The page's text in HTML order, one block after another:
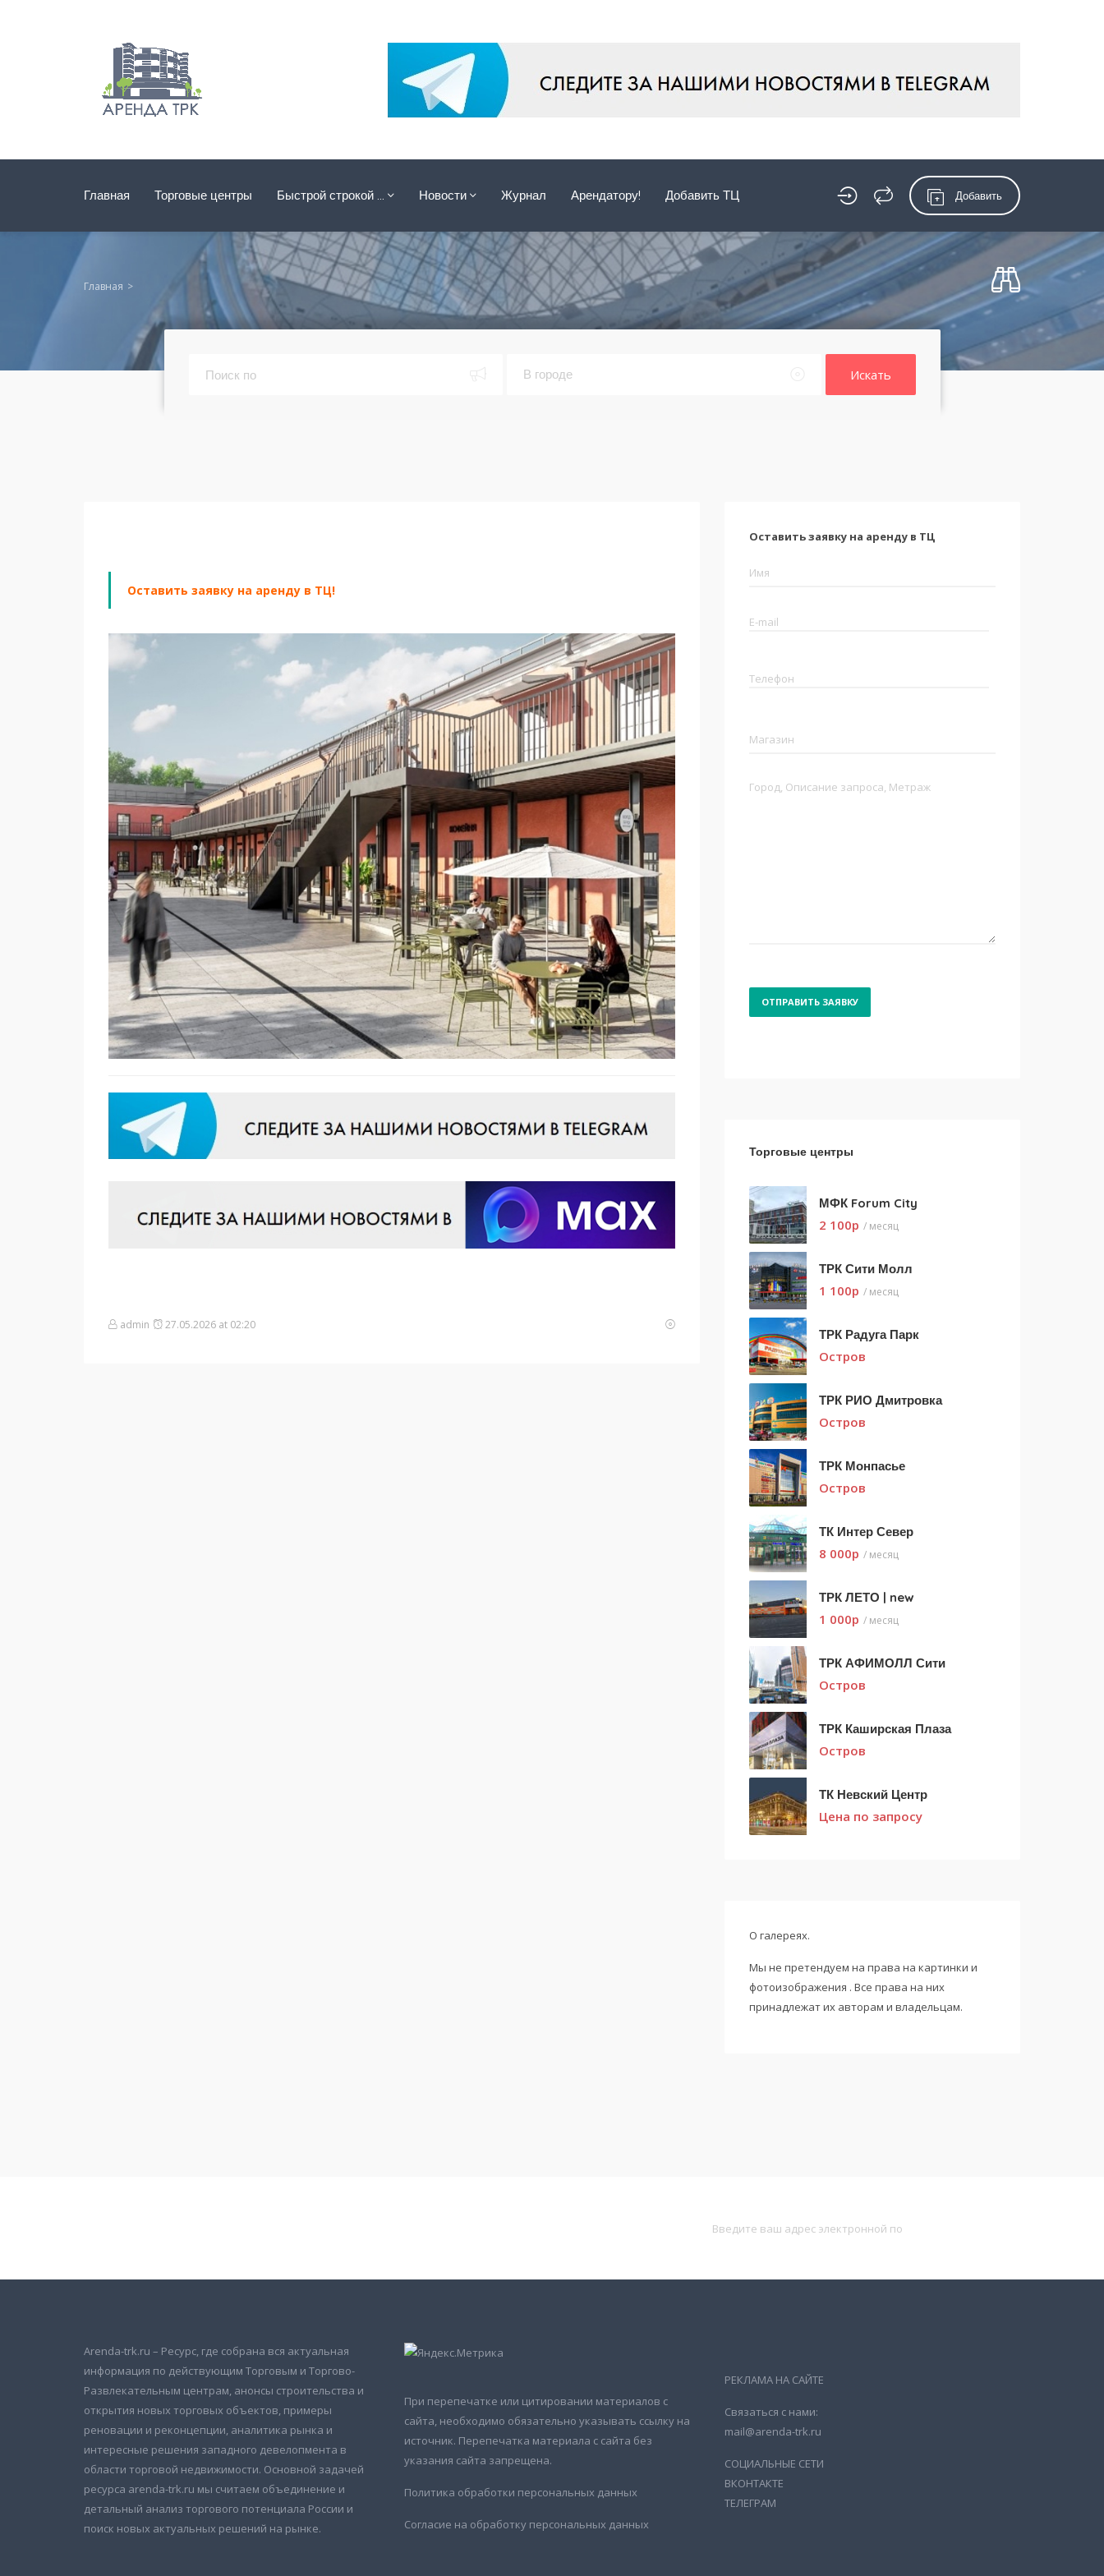
Главная Торговые центры Быстрой строкой … Новости Журнал Арендатору! Добавить ТЦ Добавить
Главная
Искать
Оставить заявку на аренду в ТЦ!
admin 27.05.2026 at 02:20
Оставить заявку на аренду в ТЦ
Торговые центры
МФК Forum City
2 100p / месяц
ТРК Сити Молл
1 100p / месяц
ТРК Радуга Парк
Остров
ТРК РИО Дмитровка
Остров
ТРК Монпасье
Остров
ТК Интер Север
8 000p / месяц
ТРК ЛЕТО | new
1 000p / месяц
ТРК АФИМОЛЛ Сити
Остров
ТРК Каширская Плаза
Остров
ТК Невский Центр
Цена по запросу
О галереях.
Мы не претендуем на права на картинки и
фотоизображения . Все права на них
принадлежат их авторам и владельцам.
Arenda-trk.ru – Ресурс, где собрана вся актуальная
информация по действующим Торговым и Торгово-
Развлекательным центрам, анонсы строительства и
открытия новых торговых объектов, примеры
реновации и реконцепции, аналитика рынка и
интересные решения западного девелопмента в
области торговой недвижимости. Основной задачей
ресурса arenda-trk.ru мы считаем объединение и
детальный анализ торгового потенциала России и
поиск новых актуальных решений на рынке.
При перепечатке или цитировании материалов с
сайта, необходимо обязательно указывать ссылку на
источник. Перепечатка материала с сайта без
указания сайта запрещена.
Политика обработки персональных данных
Согласие на обработку персональных данных
РЕКЛАМА НА САЙТЕ
Связаться с нами:
mail@arenda-trk.ru
СОЦИАЛЬНЫЕ СЕТИ
ВКОНТАКТЕ
ТЕЛЕГРАМ